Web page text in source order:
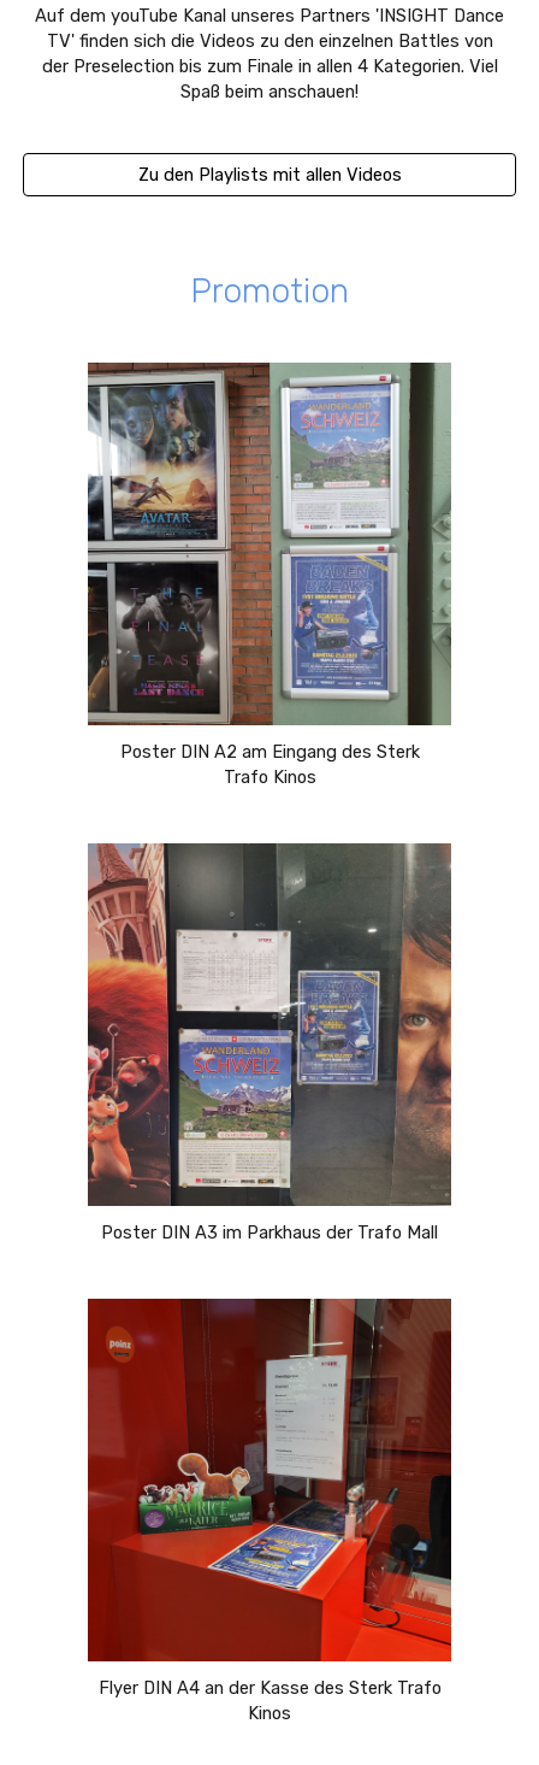
Auf dem youTube Kanal unseres Partners 'INSIGHT Dance
TV' finden sich die Videos zu den einzelnen Battles von
der Preselection bis zum Finale in allen 4 Kategorien. Viel
Spaß beim anschauen!
Zu den Playlists mit allen Videos
Promotion
Poster DIN A2 am Eingang des Sterk
Trafo Kinos
Poster DIN A3 im Parkhaus der Trafo Mall
Flyer DIN A4 an der Kasse des Sterk Trafo
Kinos